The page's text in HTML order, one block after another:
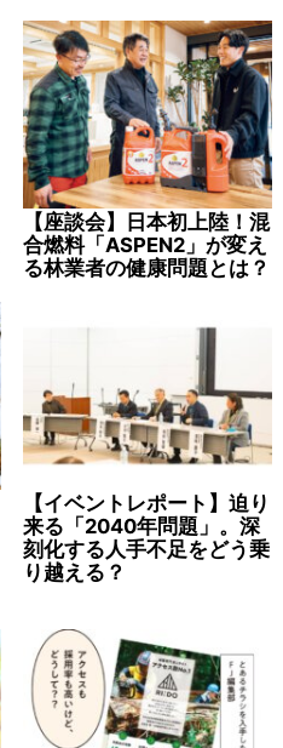
【座談会】日本初上陸！混
合燃料「ASPEN2」が変え
る林業者の健康問題とは？
【イベントレポート】迫り
来る「2040年問題」。深
刻化する人手不足をどう乗
り越える？